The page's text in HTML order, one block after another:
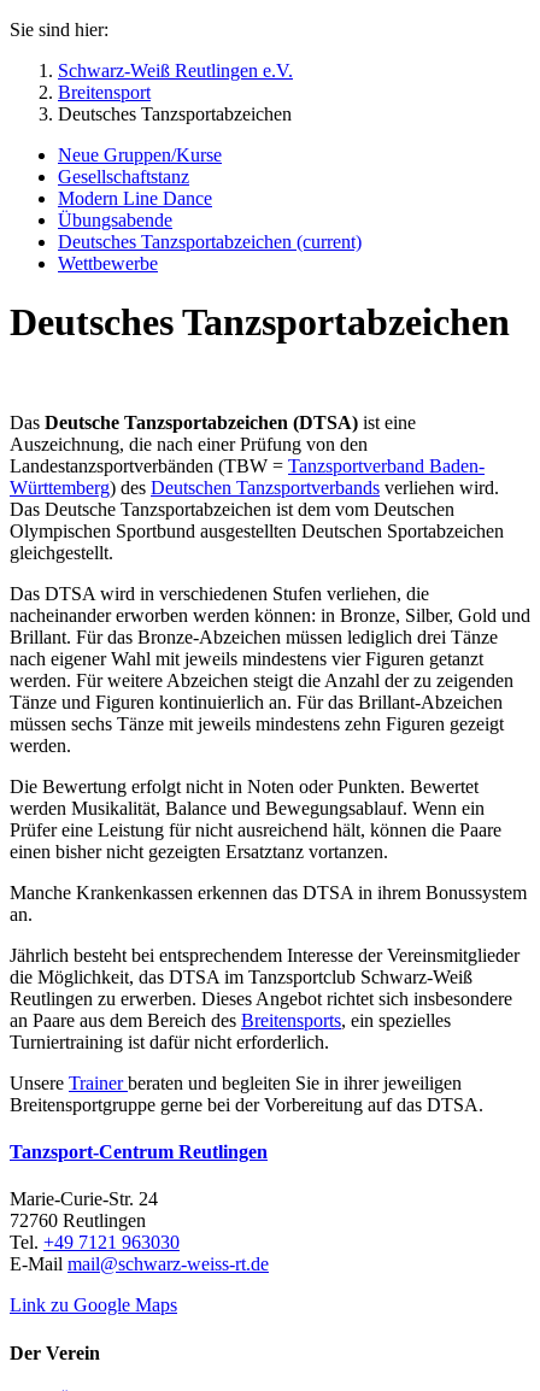
Sie sind hier:
Schwarz-Weiß Reutlingen e.V.
Breitensport
Deutsches Tanzsportabzeichen
Neue Gruppen/Kurse
Gesellschaftstanz
Modern Line Dance
Übungsabende
Deutsches Tanzsportabzeichen (current)
Wettbewerbe
Deutsches Tanzsportabzeichen
Das Deutsche Tanzsportabzeichen (DTSA) ist eine
Auszeichnung, die nach einer Prüfung von den
Landestanzsportverbänden (TBW = Tanzsportverband Baden-
Württemberg) des Deutschen Tanzsportverbands verliehen wird.
Das Deutsche Tanzsportabzeichen ist dem vom Deutschen
Olympischen Sportbund ausgestellten Deutschen Sportabzeichen
gleichgestellt.
Das DTSA wird in verschiedenen Stufen verliehen, die
nacheinander erworben werden können: in Bronze, Silber, Gold und
Brillant. Für das Bronze-Abzeichen müssen lediglich drei Tänze
nach eigener Wahl mit jeweils mindestens vier Figuren getanzt
werden. Für weitere Abzeichen steigt die Anzahl der zu zeigenden
Tänze und Figuren kontinuierlich an. Für das Brillant-Abzeichen
müssen sechs Tänze mit jeweils mindestens zehn Figuren gezeigt
werden.
Die Bewertung erfolgt nicht in Noten oder Punkten. Bewertet
werden Musikalität, Balance und Bewegungsablauf. Wenn ein
Prüfer eine Leistung für nicht ausreichend hält, können die Paare
einen bisher nicht gezeigten Ersatztanz vortanzen.
Manche Krankenkassen erkennen das DTSA in ihrem Bonussystem
an.
Jährlich besteht bei entsprechendem Interesse der Vereinsmitglieder
die Möglichkeit, das DTSA im Tanzsportclub Schwarz-Weiß
Reutlingen zu erwerben. Dieses Angebot richtet sich insbesondere
an Paare aus dem Bereich des Breitensports, ein spezielles
Turniertraining ist dafür nicht erforderlich.
Unsere Trainerberaten und begleiten Sie in ihrer jeweiligen
Breitensportgruppe gerne bei der Vorbereitung auf das DTSA.
Tanzsport-Centrum Reutlingen
Marie-Curie-Str. 24
72760 Reutlingen
Tel. +49 7121 963030
E-Mail mail@schwarz-weiss-rt.de
Link zu Google Maps
Der Verein